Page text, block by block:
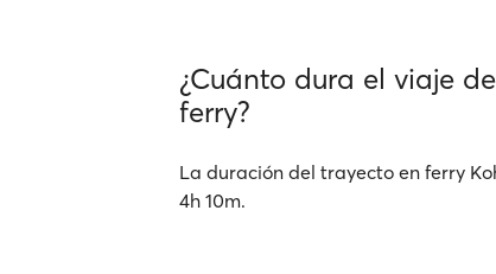
¿Cuánto dura el viaje
ferry?
La duración del trayecto en ferry
4h 10m.